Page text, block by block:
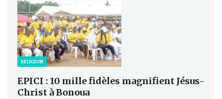
RELIGION
EPICI : 10 mille fidèles magnifient Jésus-
Christ à Bonoua